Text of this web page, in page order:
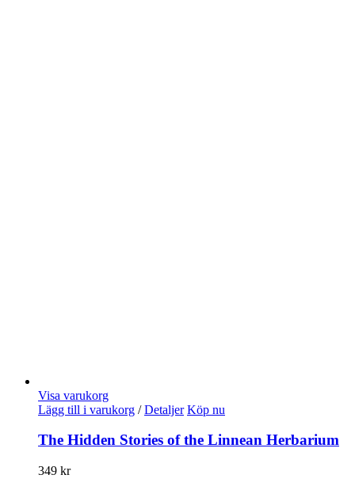
Visa varukorg
Lägg till i varukorg / Detaljer Köp nu
The Hidden Stories of the Linnean Herbarium
349 kr